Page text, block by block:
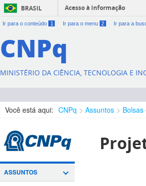
BRASIL Acesso à informação
Ir para o conteúdo 1 Ir para o menu 2 Ir para a
CNPq
MINISTÉRIO DA CIÊNCIA, TECNOLOGIA E
Você está aqui: CNPq Assuntos
ASSUNTOS